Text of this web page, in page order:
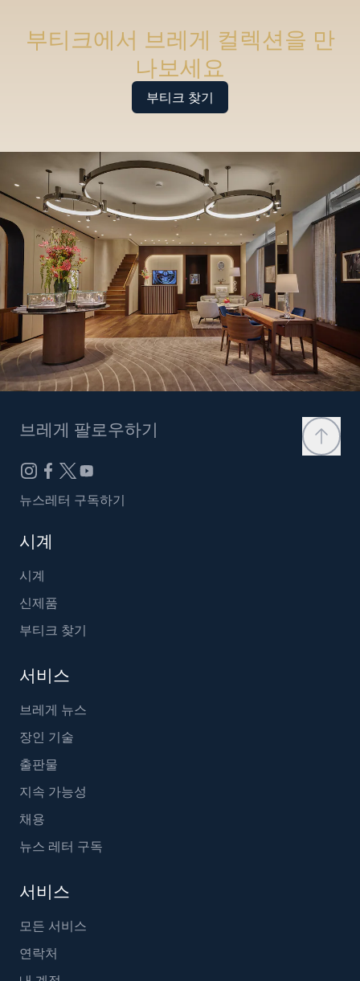
부티크에서 브레게 컬렉션을 만
나보세요
부티크 찾기
브레게 팔로우하기
뉴스레터 구독하기
시계
시계
신제품
부티크 찾기
서비스
브레게 뉴스
장인 기술
출판물
지속 가능성
채용
뉴스 레터 구독
서비스
모든 서비스
연락처